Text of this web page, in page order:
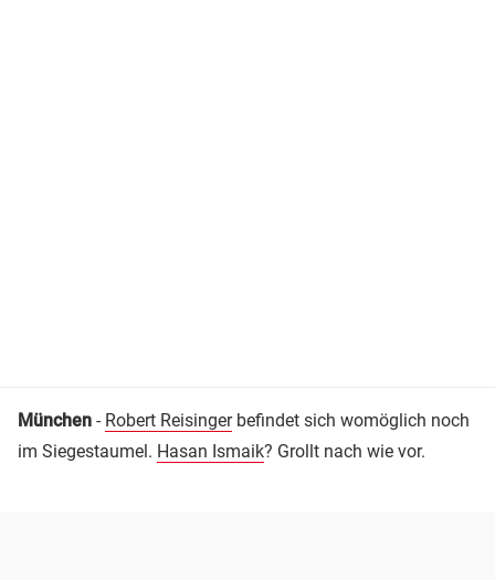
München - Robert Reisingerbefindet sich womöglich noch
im Siegestaumel. Hasan Ismaik? Grollt nach wie vor.